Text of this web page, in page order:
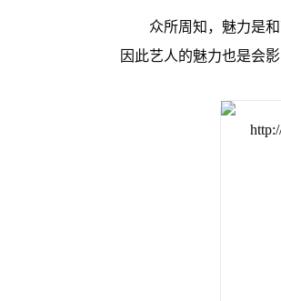
众所周知，魅力是
因此艺人的魅力也是会